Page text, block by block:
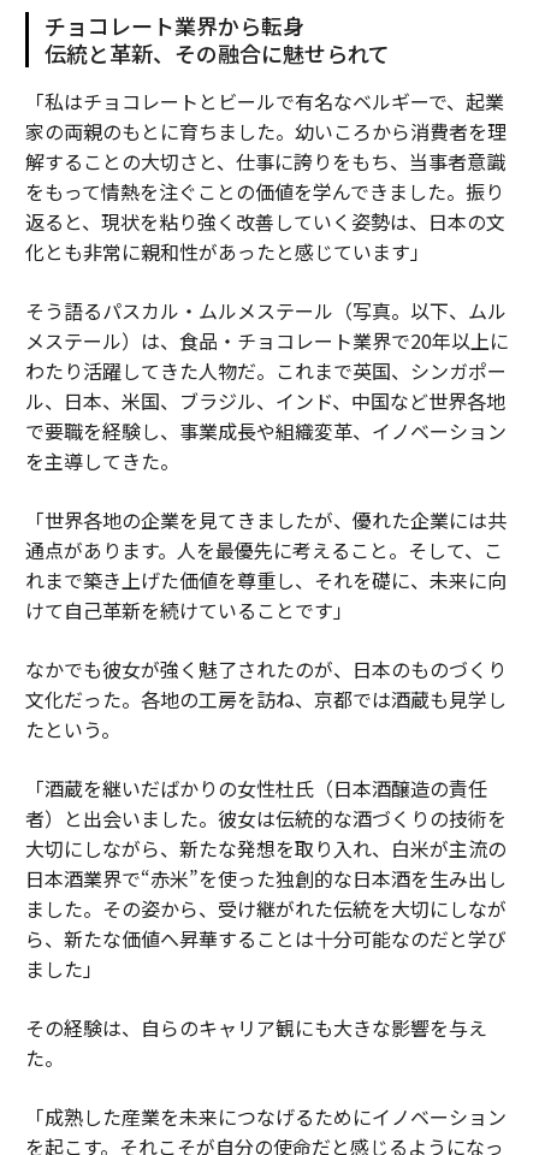
チョコレート業界から転身
伝統と革新、その融合に魅せられて
「私はチョコレートとビールで有名なベルギーで、起業
家の両親のもとに育ちました。幼いころから消費者を理
解することの大切さと、仕事に誇りをもち、当事者意識
をもって情熱を注ぐことの価値を学んできました。振り
返ると、現状を粘り強く改善していく姿勢は、日本の文
化とも非常に親和性があったと感じています」
そう語るパスカル・ムルメステール（写真。以下、ムル
メステール）は、食品・チョコレート業界で20年以上に
わたり活躍してきた人物だ。これまで英国、シンガポー
ル、日本、米国、ブラジル、インド、中国など世界各地
で要職を経験し、事業成長や組織変革、イノベーション
を主導してきた。
「世界各地の企業を見てきましたが、優れた企業には共
通点があります。人を最優先に考えること。そして、こ
れまで築き上げた価値を尊重し、それを礎に、未来に向
けて自己革新を続けていることです」
なかでも彼女が強く魅了されたのが、日本のものづくり
文化だった。各地の工房を訪ね、京都では酒蔵も見学し
たという。
「酒蔵を継いだばかりの女性杜氏（日本酒醸造の責任
者）と出会いました。彼女は伝統的な酒づくりの技術を
大切にしながら、新たな発想を取り入れ、白米が主流の
日本酒業界で“赤米”を使った独創的な日本酒を生み出し
ました。その姿から、受け継がれた伝統を大切にしなが
ら、新たな価値へ昇華することは十分可能なのだと学び
ました」
その経験は、自らのキャリア観にも大きな影響を与え
た。
「成熟した産業を未来につなげるためにイノベーション
を起こす。それこそが自分の使命だと感じるようになっ